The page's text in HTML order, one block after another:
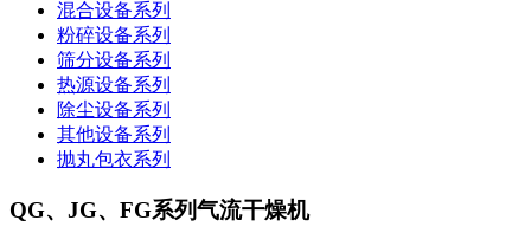
混合设备系列
粉碎设备系列
筛分设备系列
热源设备系列
除尘设备系列
其他设备系列
抛丸包衣系列
QG、JG、FG系列气流干燥机